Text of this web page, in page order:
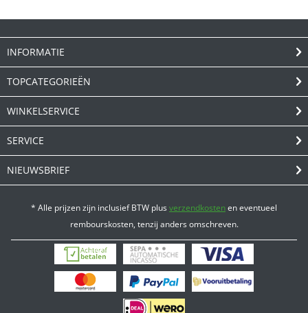
INFORMATIE
TOPCATEGORIEËN
WINKELSERVICE
SERVICE
NIEUWSBRIEF
* Alle prijzen zijn inclusief BTW plusverzendkostenen eventueel
rembourskosten, tenzij anders omschreven.